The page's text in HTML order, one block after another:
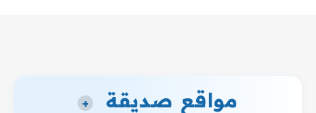
مواقع صديقة +